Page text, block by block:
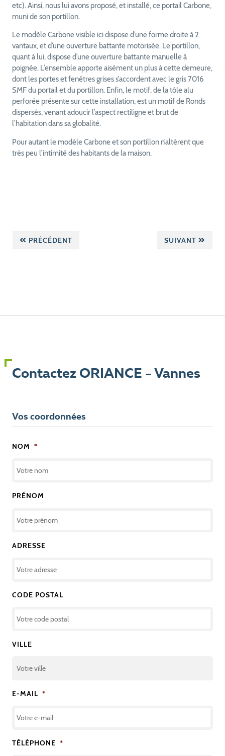
etc). Ainsi, nous lui avons proposé, et installé, ce portail Carbone,
muni de son portillon.
Le modèle Carbone visible ici dispose d’une forme droite à 2
vantaux, et d’une ouverture battante motorisée. Le portillon,
quant à lui, dispose d’une ouverture battante manuelle à
poignée. L’ensemble apporte aisément un plus à cette demeure,
dont les portes et fenêtres grises s’accordent avec le gris 7016
SMF du portail et du portillon. Enfin, le motif, de la tôle alu
perforée présente sur cette installation, est un motif de Ronds
dispersés, venant adoucir l’aspect rectiligne et brut de
l’habitation dans sa globalité.
Pour autant le modèle Carbone et son portillon n’altèrent que
très peu l’intimité des habitants de la maison.
PRÉCÉDENT SUIVANT
Contactez ORIANCE - Vannes
Vos coordonnées
NOM *
PRÉNOM
ADRESSE
CODE POSTAL
VILLE
E-MAIL *
TÉLÉPHONE *